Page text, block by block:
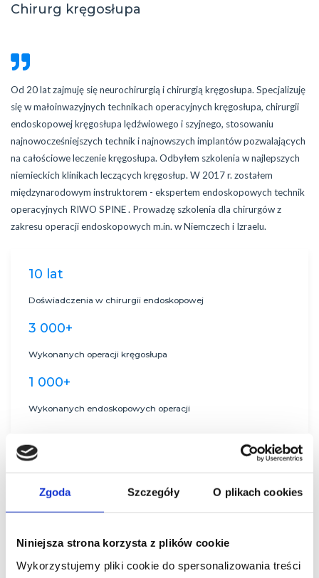
Zgoda Szczegóły O plikach cookies
Niniejsza strona korzysta z plików cookie
Wykorzystujemy pliki cookie do spersonalizowania treści
Chirurg kręgosłupa
Od 20 lat zajmuję się neurochirurgią i chirurgią kręgosłupa. Specjalizuję
się w małoinwazyjnych technikach operacyjnych kręgosłupa, chirurgii
endoskopowej kręgosłupa lędźwiowego i szyjnego, stosowaniu
najnowocześniejszych technik i najnowszych implantów pozwalających
na całościowe leczenie kręgosłupa. Odbyłem szkolenia w najlepszych
niemieckich klinikach leczących kręgosłup. W 2017 r. zostałem
międzynarodowym instruktorem - ekspertem endoskopowych technik
operacyjnych RIWO SPINE . Prowadzę szkolenia dla chirurgów z
zakresu operacji endoskopowych m.in. w Niemczech i Izraelu.
10 lat
Doświadczenia w chirurgii endoskopowej
3 000+
Wykonanych operacji kręgosłupa
1 000+
Wykonanych endoskopowych operacji
Historie pacjentów